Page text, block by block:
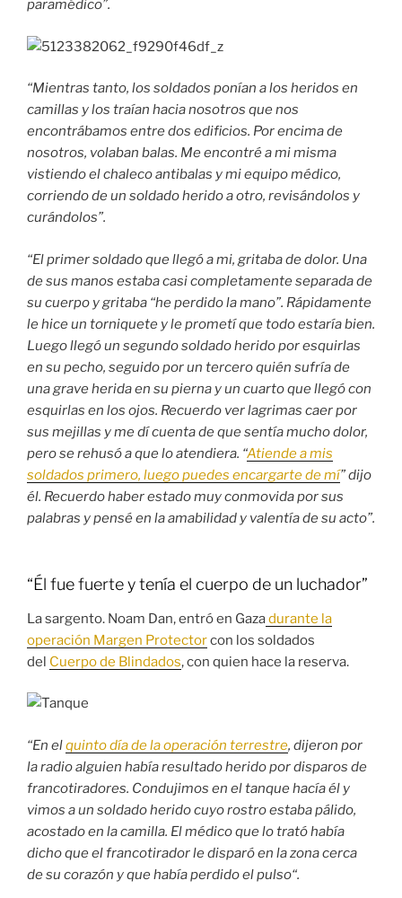
paramédico”.
“Mientras tanto, los soldados ponían a los heridos en
camillas y los traían hacia nosotros que nos
encontrábamos entre dos edificios. Por encima de
nosotros, volaban balas. Me encontré a mi misma
vistiendo el chaleco antibalas y mi equipo médico,
corriendo de un soldado herido a otro, revisándolos y
curándolos”.
“El primer soldado que llegó a mi, gritaba de dolor. Una
de sus manos estaba casi completamente separada de
su cuerpo y gritaba “he perdido la mano”. Rápidamente
le hice un torniquete y le prometí que todo estaría bien.
Luego llegó un segundo soldado herido por esquirlas
en su pecho, seguido por un tercero quién sufría de
una grave herida en su pierna y un cuarto que llegó con
esquirlas en los ojos. Recuerdo ver lagrimas caer por
sus mejillas y me dí cuenta de que sentía mucho dolor,
pero se rehusó a que lo atendiera. “Atiende a mis
soldados primero, luego puedes encargarte de mí” dijo
él. Recuerdo haber estado muy conmovida por sus
palabras y pensé en la amabilidad y valentía de su acto”.
“Él fue fuerte y tenía el cuerpo de un luchador”
La sargento. Noam Dan, entró en Gazadurante la
operación Margen Protectorcon los soldados
del Cuerpo de Blindados, con quien hace la reserva.
“En elquinto día de la operación terrestre, dijeron por
la radio alguien había resultado herido por disparos de
francotiradores. Condujimos en el tanque hacía él y
vimos a un soldado herido cuyo rostro estaba pálido,
acostado en la camilla. El médico que lo trató había
dicho que el francotirador le disparó en la zona cerca
de su corazón y que había perdido el pulso“.